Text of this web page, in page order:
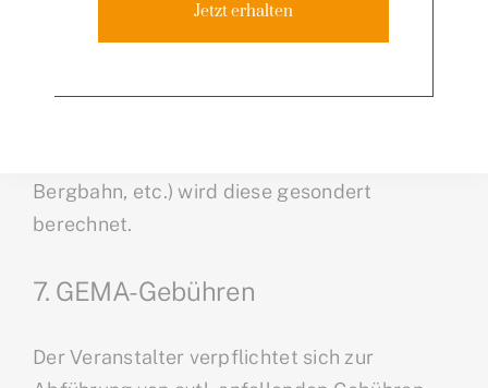
Bergbahn, etc.) wird diese gesondert
berechnet.
7. GEMA-Gebühren
Der Veranstalter verpflichtet sich zur
Jetzt erhalten